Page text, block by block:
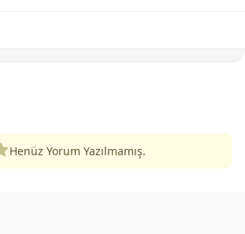
Henüz Yorum Yazılmamış.